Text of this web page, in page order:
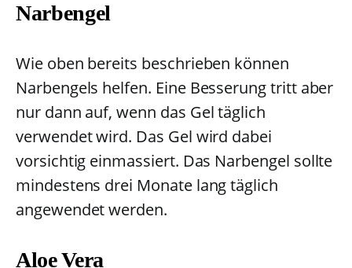
Narbengel
Wie oben bereits beschrieben können
Narbengels helfen. Eine Besserung tritt aber
nur dann auf, wenn das Gel täglich
verwendet wird. Das Gel wird dabei
vorsichtig einmassiert. Das Narbengel sollte
mindestens drei Monate lang täglich
angewendet werden.
Aloe Vera